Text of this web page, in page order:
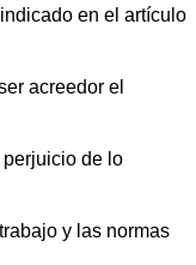
en el artículo
acreedor el
de lo
y las normas